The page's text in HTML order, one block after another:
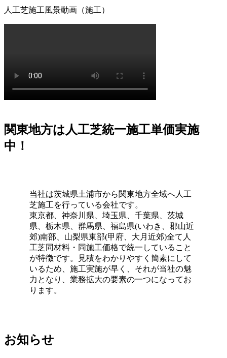
とが可能です。関東圏内での施工実績はトップクラスを誇
り、大規模な工事から小さなお庭まで幅広く対応しており
ます。まずは無料の現地調査で、具体的なコストパフォー
洗いも可能なため、清潔な状態を長く保てます。ただし、
素材の特性上、熱湯を直接かけたり火気を近づけすぎたり
することには注意が必要です。耐熱温度を守ることで、美
めるお庭作りを実現します。
2026.6.24
人工芝の最大の魅力は、施工後の維持管理が驚くほど楽な
点にあります。日々の掃除は竹ぼうきで軽く掃くか、掃除
機でゴミを吸い取るだけで完了します。天然芝のように肥
料を与えたり、定期的に芝刈り機を動かしたりする必要は
ありません。常に清潔で美しい状態を保つための簡単なコ
ツについても、お引き渡し時に専門スタッフが丁寧にお伝
えしております。忙しい現代人にとって、お庭を「維持す
す。
人工芝施工風景動画（施工）
関東地方は人工芝統一施工単価実施
中！
当社は茨城県土浦市から関東地方全域へ人工
芝施工を行っている会社です。
東京都、神奈川県、埼玉県、千葉県、茨城
県、栃木県、群馬県、福島県(いわき、郡山近
郊)南部、山梨県東部(甲府、大月近郊)全て人
工芝同材料・同施工価格で統一していること
が特徴です。見積をわかりやすく簡素にして
いるため、施工実施が早く、それが当社の魅
力となり、業務拡大の要素の一つになってお
ります。
お知らせ